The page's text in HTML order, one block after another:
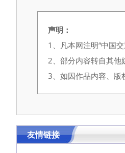
声明：
1、凡本网注明“中国
2、部分内容转自其他
3、如因作品内容、
友情链接